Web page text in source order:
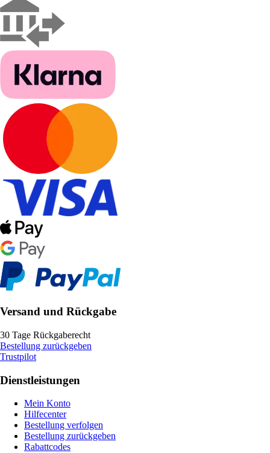
Versand und Rückgabe
30 Tage Rückgaberecht
Bestellung zurückgeben
Trustpilot
Dienstleistungen
Mein Konto
Hilfecenter
Bestellung verfolgen
Bestellung zurückgeben
Rabattcodes